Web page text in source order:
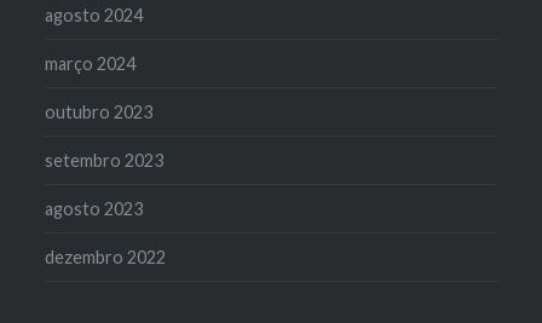
agosto 2024
março 2024
outubro 2023
setembro 2023
agosto 2023
dezembro 2022